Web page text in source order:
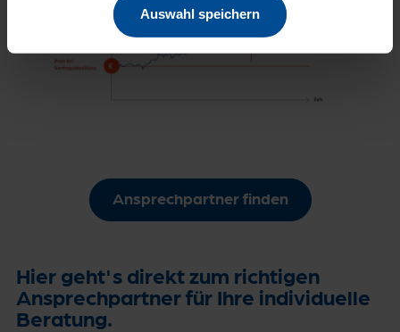
Auswahl speichern
Ansprechpartner finden
Hier geht's direkt zum richtigen
Ansprechpartner für Ihre individuelle
Beratung.